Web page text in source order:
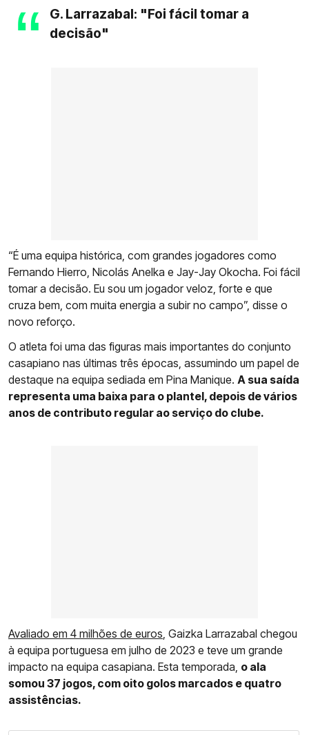
G. Larrazabal: "Foi fácil tomar a
decisão"
“É uma equipa histórica, com grandes jogadores como
Fernando Hierro, Nicolás Anelka e Jay-Jay Okocha. Foi fácil
tomar a decisão. Eu sou um jogador veloz, forte e que
cruza bem, com muita energia a subir no campo”, disse o
novo reforço.
O atleta foi uma das figuras mais importantes do conjunto
casapiano nas últimas três épocas, assumindo um papel de
destaque na equipa sediada em Pina Manique. A sua saída
representa uma baixa para o plantel, depois de vários
anos de contributo regular ao serviço do clube.
Avaliado em 4 milhões de euros , Gaizka Larrazabal chegou
à equipa portuguesa em julho de 2023 e teve um grande
impacto na equipa casapiana. Esta temporada, o ala
somou 37 jogos, com oito golos marcados e quatro
assistências.